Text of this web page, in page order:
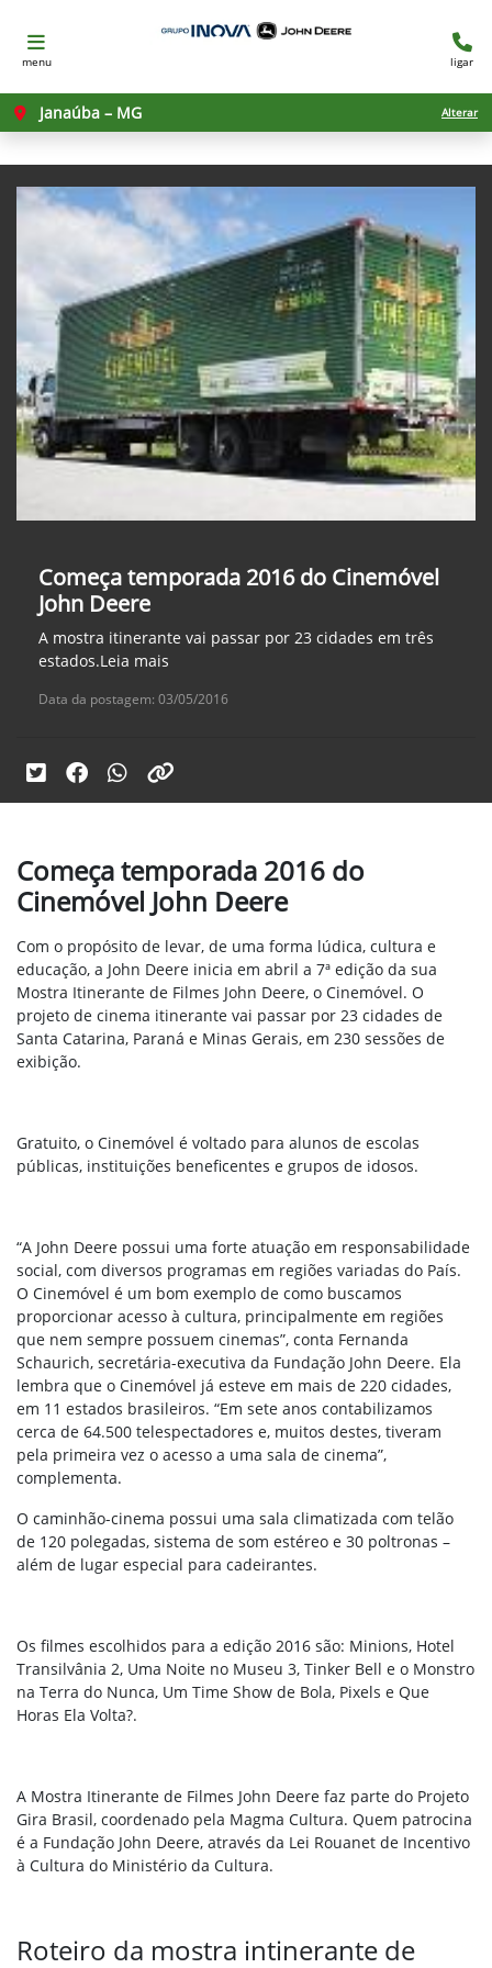
menu ligar
Janaúba – MG Alterar
Começa temporada 2016 do Cinemóvel
John Deere
A mostra itinerante vai passar por 23 cidades em três
estados.Leia mais
Data da postagem: 03/05/2016
Começa temporada 2016 do
Cinemóvel John Deere
Com o propósito de levar, de uma forma lúdica, cultura e
educação, a John Deere inicia em abril a 7ª edição da sua
Mostra Itinerante de Filmes John Deere, o Cinemóvel. O
projeto de cinema itinerante vai passar por 23 cidades de
Santa Catarina, Paraná e Minas Gerais, em 230 sessões de
exibição.
Gratuito, o Cinemóvel é voltado para alunos de escolas
públicas, instituições beneficentes e grupos de idosos.
“A John Deere possui uma forte atuação em responsabilidade
social, com diversos programas em regiões variadas do País.
O Cinemóvel é um bom exemplo de como buscamos
proporcionar acesso à cultura, principalmente em regiões
que nem sempre possuem cinemas”, conta Fernanda
Schaurich, secretária-executiva da Fundação John Deere. Ela
lembra que o Cinemóvel já esteve em mais de 220 cidades,
em 11 estados brasileiros. “Em sete anos contabilizamos
cerca de 64.500 telespectadores e, muitos destes, tiveram
pela primeira vez o acesso a uma sala de cinema”,
complementa.
O caminhão-cinema possui uma sala climatizada com telão
de 120 polegadas, sistema de som estéreo e 30 poltronas –
além de lugar especial para cadeirantes.
Os filmes escolhidos para a edição 2016 são: Minions, Hotel
Transilvânia 2, Uma Noite no Museu 3, Tinker Bell e o Monstro
na Terra do Nunca, Um Time Show de Bola, Pixels e Que
Horas Ela Volta?.
A Mostra Itinerante de Filmes John Deere faz parte do Projeto
Gira Brasil, coordenado pela Magma Cultura. Quem patrocina
é a Fundação John Deere, através da Lei Rouanet de Incentivo
à Cultura do Ministério da Cultura.
Roteiro da mostra intinerante de